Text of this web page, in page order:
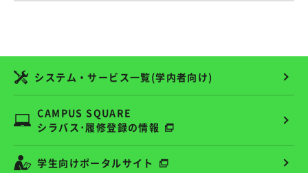
システム・サービス一覧(学内者向け)
CAMPUS SQUARE
シラバス･履修登録の情報
学生向けポータルサイト